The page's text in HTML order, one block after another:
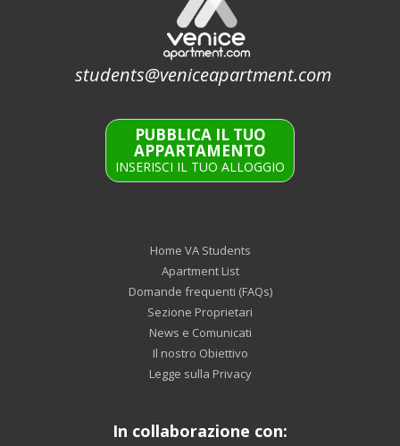
students@veniceapartment.com
PUBBLICA IL TUO
APPARTAMENTO
INSERISCI IL TUO ALLOGGIO
Home VA Students
Apartment List
Domande frequenti (FAQs)
Sezione Proprietari
News e Comunicati
Il nostro Obiettivo
Legge sulla Privacy
In collaborazione con: